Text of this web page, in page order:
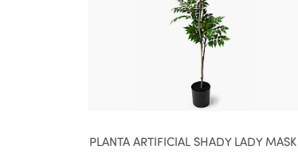
PLANTA ARTIFICIAL SHADY LADY MASK